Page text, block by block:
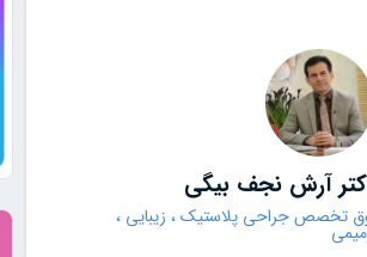
آرش نجف بیگی
تخصص جراحی پلاستیک ، زیبایی ،